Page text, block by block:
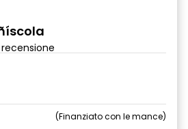
Finanziato con le mance